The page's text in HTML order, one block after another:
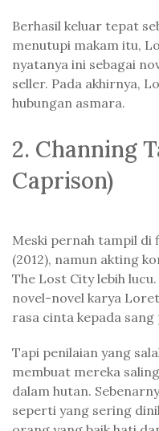
Berhasil keluar tepat
menutupi makam itu,
nyatanya ini sebagai
seller. Pada akhirnya,
hubungan asmara.
2. Channing
Caprison)
Meski pernah tampil di
(2012), namun akting
The Lost City lebih
novel-novel karya
rasa cinta kepada
Tapi penilaian yang
membuat mereka
dalam hutan.
seperti yang sering